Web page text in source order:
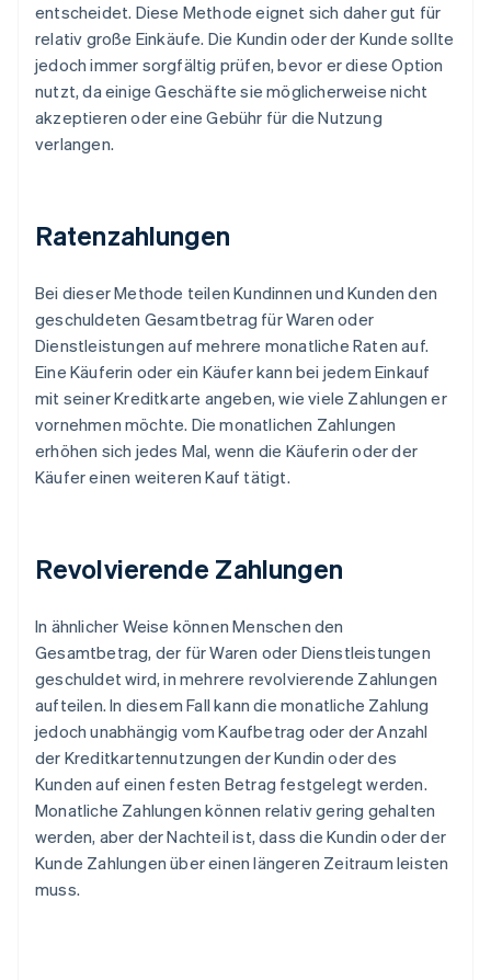
entscheidet. Diese Methode eignet sich daher gut für
relativ große Einkäufe. Die Kundin oder der Kunde sollte
jedoch immer sorgfältig prüfen, bevor er diese Option
nutzt, da einige Geschäfte sie möglicherweise nicht
akzeptieren oder eine Gebühr für die Nutzung
verlangen.
Ratenzahlungen
Bei dieser Methode teilen Kundinnen und Kunden den
geschuldeten Gesamtbetrag für Waren oder
Dienstleistungen auf mehrere monatliche Raten auf.
Eine Käuferin oder ein Käufer kann bei jedem Einkauf
mit seiner Kreditkarte angeben, wie viele Zahlungen er
vornehmen möchte. Die monatlichen Zahlungen
erhöhen sich jedes Mal, wenn die Käuferin oder der
Käufer einen weiteren Kauf tätigt.
Revolvierende Zahlungen
In ähnlicher Weise können Menschen den
Gesamtbetrag, der für Waren oder Dienstleistungen
geschuldet wird, in mehrere revolvierende Zahlungen
aufteilen. In diesem Fall kann die monatliche Zahlung
jedoch unabhängig vom Kaufbetrag oder der Anzahl
der Kreditkartennutzungen der Kundin oder des
Kunden auf einen festen Betrag festgelegt werden.
Monatliche Zahlungen können relativ gering gehalten
werden, aber der Nachteil ist, dass die Kundin oder der
Kunde Zahlungen über einen längeren Zeitraum leisten
muss.